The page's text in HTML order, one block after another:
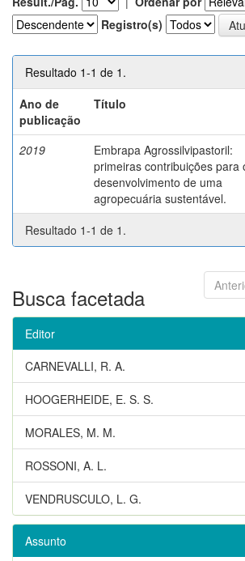
Registro(s)
Resultado 1-1 de 1.
Ano de
publicação
Título
2019
Embrapa Agrossilvipastoril:
primeiras contribuições para
desenvolvimento de uma
agropecuária sustentável.
Resultado 1-1 de 1.
Busca facetada
Editor
CARNEVALLI, R. A.
HOOGERHEIDE, E. S. S.
MORALES, M. M.
ROSSONI, A. L.
VENDRUSCULO, L. G.
Assunto